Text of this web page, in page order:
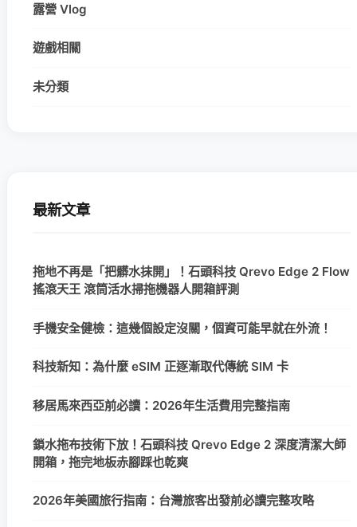
露營 Vlog
遊戲相關
未分類
最新文章
拖地不再是「把髒水抹開」！石頭科技 Qrevo Edge 2 Flow
搖滾天王 滾筒活水掃拖機器人開箱評測
手機安全健檢：這幾個設定沒關，個資可能早就在外流！
科技新知：為什麼 eSIM 正逐漸取代傳統 SIM 卡
移居馬來西亞前必讀：2026年生活費用完整指南
鎖水拖布技術下放！石頭科技 Qrevo Edge 2 深度清潔大師
開箱，拖完地板赤腳踩也乾爽
2026年美國旅行指南：台灣旅客出發前必讀完整攻略